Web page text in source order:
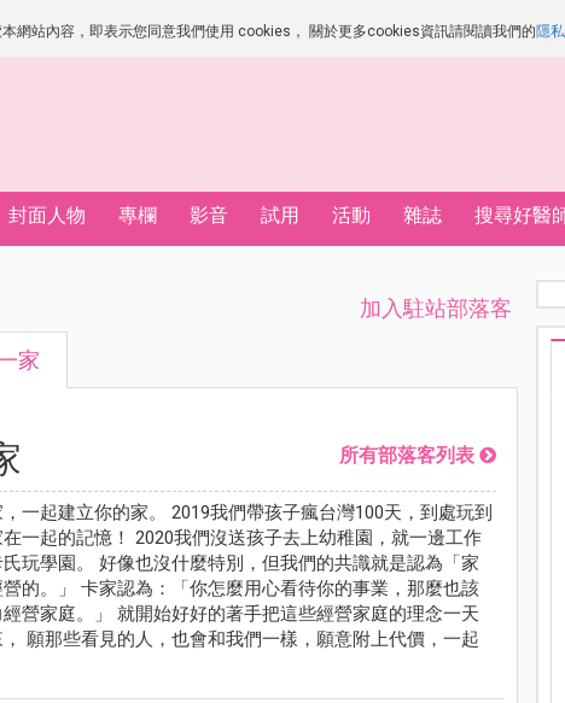
網站內容，即表示您同意我們使用 cookies， 關於更多cookies資訊請閱讀我們的隱
封面人物 專欄 影音 試用 活動 雜誌 搜尋好醫
加入駐站部落客
家
所有部落客列表
一起建立你的家。 2019我們帶孩子瘋台灣100天，到處玩到
一起的記憶！ 2020我們沒送孩子去上幼稚園，就一邊工作
玩學園。 好像也沒什麼特別，但我們的共識就是認為「家
的。」 卡家認為：「你怎麼用心看待你的事業，那麼也該
營家庭。」 就開始好好的著手把這些經營家庭的理念一天
願那些看見的人，也會和我們一樣，願意附上代價，一起